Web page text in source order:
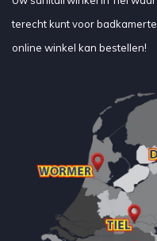
terecht kunt voor
online winkel kan bestellen!